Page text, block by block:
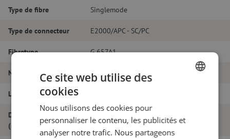
Type de fibre Singlemode
Type de connecteur E2000/APC - SC/PC
Fibretype G.657A1
Nombre de fibres Duplex
Longueur
Diamètre extérieur
(mm)
2.0
Ce site web utilise des
cookies
Nous utilisons des cookies pour
personnaliser le contenu, les publicités et
analyser notre trafic. Nous partageons